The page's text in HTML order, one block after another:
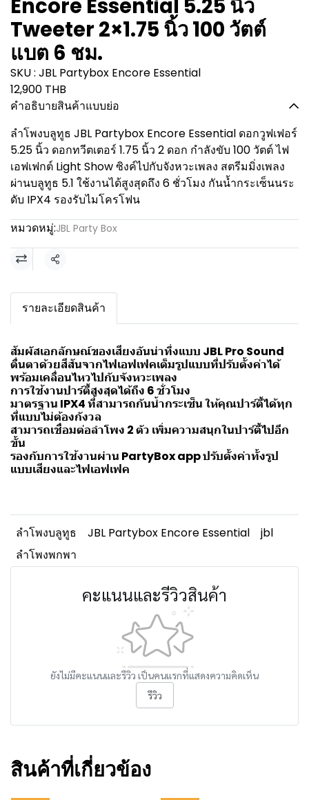
Encore Essential 5.25 นิ้ว
Tweeter 2×1.75 นิ้ว 100 วัตต์
แบต 6 ชม.
SKU : JBL Partybox Encore Essential
12,900 THB
คำอธิบายสินค้าแบบย่อ
ลำโพงบลูทูธ JBL Partybox Encore Essential ดอกวูฟเฟอร์
5.25 นิ้ว ดอกทวีตเตอร์ 1.75 นิ้ว 2 ดอก กำลังขับ 100 วัตต์ ไฟ
เอฟเฟกต์ Light Show ซิงค์ไปกับจังหวะเพลง สตรีมมิ่งเพลง
ผ่านบลูทูธ 5.1 ใช้งานได้สูงสุดถึง 6 ชั่วโมง กันน้ำกระเซ็นนระ
ดับ IPX4 รองรับไมโครโฟน
หมวดหมู่:JBL Party Box
แชร์
รายละเอียดสินค้า
สัมผัสเอกลักษณ์ของเสียงอันน่าทึ่งแบบ JBL Pro Sound
ตื่นตาด้วยสีสันจากไฟเอฟเฟคเต็มรูปแบบที่ปรับตั้งค่าได้
พร้อมเคลื่อนไหวไปกับจังหวะเพลง
การใช้งานปาร์ตี้สูงสุดได้ถึง 6 ชั่วโมง
มาตรฐาน IPX4 ที่สามารถกันน้ำกระเซ็น ให้คุณปาร์ตี้ได้ทุก
ที่แบบไม่ต้องกังวล
สามารถเชื่อมต่อลำโพง 2 ตัว เพิ่มความสนุกในปาร์ตี้ไปอีก
ขั้น
รองกับการใช้งานผ่าน PartyBox app ปรับตั้งค่าทั้งรูป
แบบเสียงและไฟเอฟเฟค
ลำโพงบลูทูธ JBL Partybox Encore Essential
jbl
ลำโพงพกพา
คะแนนและรีวิวสินค้า
ยังไม่มีคะแนนและรีวิว เป็นคนแรกที่แสดงความคิดเห็น
รีวิว
สินค้าที่เกี่ยวข้อง